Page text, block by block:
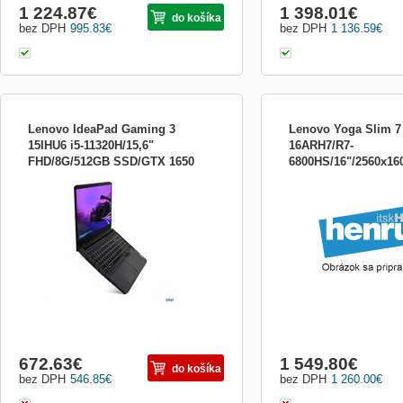
995.83€
bez DPH
1 224.87€ do košíka
1 136.59€
bez DPH
1 398.01€
Lenovo IdeaPad Gaming 3
15IHU6 i5-11320H/15,6"
FHD/8G/512GB SSD/GTX 1650
i5-11320H Tiger Lake (4,50 GHz), RAM
8GB, SSD 512GB, NVIDIA GeForce
GTX1650 4096MB, Bluetooth, WiFi,
webkamera, HDMI, USB-C, podsvícená
klávesnice, Windows 11 Home
546.85€
bez DPH
672.63€ do košíka
Lenovo Yoga Slim
16ARH7/R7-
6800HS/16"/
1 260.00€
bez DPH
1 549.80€